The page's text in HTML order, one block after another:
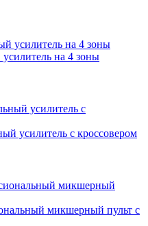
на 4 зоны
усилитель с кроссовером
микшерный пульт с